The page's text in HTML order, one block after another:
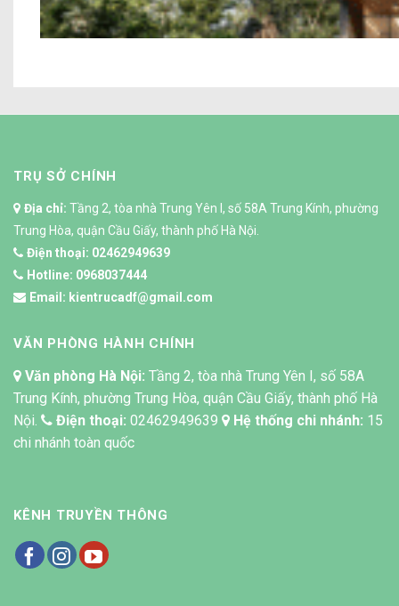
TRỤ SỞ CHÍNH
Địa chỉ: Tầng 2, tòa nhà Trung Yên I, số 58A Trung Kính, phường
Trung Hòa, quận Cầu Giấy, thành phố Hà Nội.
Điện thoại: 02462949639
Hotline: 0968037444
Email: kientrucadf@gmail.com
VĂN PHÒNG HÀNH CHÍNH
Văn phòng Hà Nội: Tầng 2, tòa nhà Trung Yên I, số 58A
Trung Kính, phường Trung Hòa, quận Cầu Giấy, thành phố Hà
Nội.
Điện thoại: 02462949639 Hệ thống chi nhánh: 15
chi nhánh toàn quốc
KÊNH TRUYỀN THÔNG